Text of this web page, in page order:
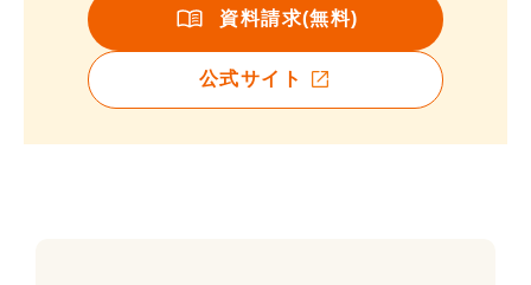
資料請求(無料)
公式サイト